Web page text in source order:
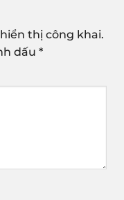
thị công khai.
dấu *